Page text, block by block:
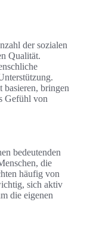
der sozialen
Qualität.
basieren, bringen
Gefühl von
bedeutenden
die
häufig von
sich aktiv
die eigenen